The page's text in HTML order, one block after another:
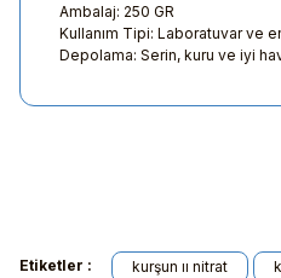
Ambalaj: 250 GR
Kullanım Tipi: Laboratuvar ve
Depolama: Serin, kuru ve iyi
Etiketler : kurşun ıı nitrat